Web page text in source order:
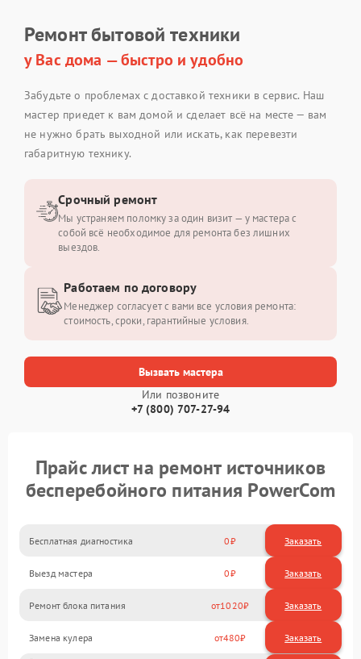
Ремонт бытовой техники
у Вас дома — быстро и удобно
Забудьте о проблемах с доставкой техники в сервис. Наш
мастер приедет к вам домой и сделает всё на месте — вам
не нужно брать выходной или искать, как перевезти
габаритную технику.
Вызвать мастера
Или позвоните
+7 (800) 707-27-94
Срочный ремонт
Мы устраняем поломку за один визит — у мастера с
собой всё необходимое для ремонта без лишних
выездов.
Работаем по договору
Менеджер согласует с вами все условия ремонта:
стоимость, сроки, гарантийные условия.
Прайс лист на ремонт источников
бесперебойного питания PowerCom
Бесплатная диагностика 0 Заказать
Выезд мастера 0 Заказать
Ремонт блока питания 1020
Замена кулера 480